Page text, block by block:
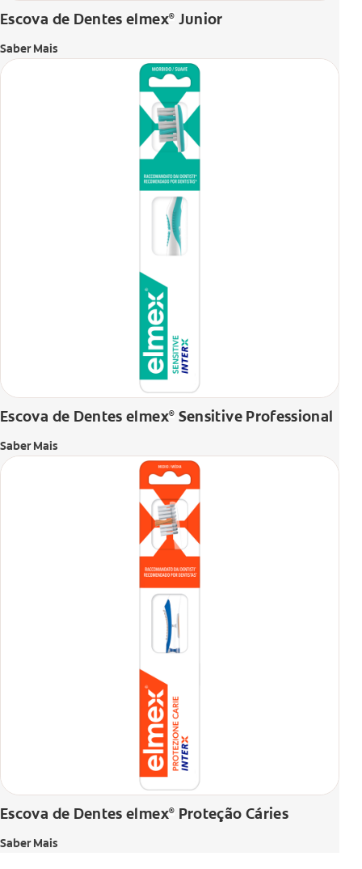
Escova de Dentes elmex® Junior
Saber Mais
Escova de Dentes elmex® Sensitive Professional
Saber Mais
Escova de Dentes elmex® Proteção Cáries
Saber Mais